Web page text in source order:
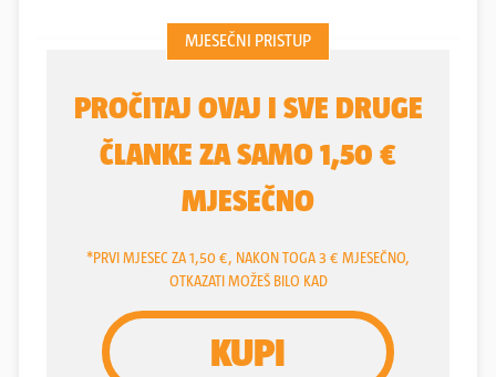
mogao ih je i odmoriti. Ali Lino je
odlučio da neće kvariti atmosferu i spuštati brzinu,
Mađarske i Češke, dobiti i Španjolce (29-28). I
stopostotni na Francusku u četvrtfinalu. Igrali smo
najbolji rukomet, ali namjerili se na krive. Francuzi
su nas poslali u razigravanje od petog do osmog
put. A Domagoj Duvnjak baš je tada debitirao za